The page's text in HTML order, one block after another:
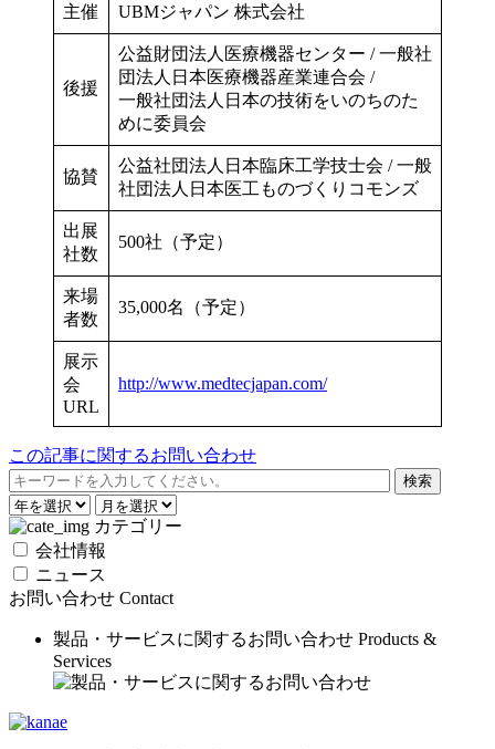
主催 UBMジャパン 株式会社
後援
公益財団法人医療機器センター / 一般社
団法人日本医療機器産業連合会 /
一般社団法人日本の技術をいのちのた
めに委員会
協賛
公益社団法人日本臨床工学技士会 / 一般
社団法人日本医工ものづくりコモンズ
出展
社数
500社（予定）
来場
者数
35,000名（予定）
展示
会
URL
http://www.medtecjapan.com/
この記事に関するお問い合わせ
カテゴリー
会社情報
ニュース
お問い合わせ Contact
製品・サービスに関するお問い合わせ Products &
Services